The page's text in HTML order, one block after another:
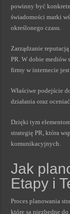
powinny być
świadomości marki
określonego czasu.
Zarządzanie
PR. W dobie mediów
firmy w internecie
Właściwe podejście
działania oraz
Dzięki tym
strategię PR, która
komunikacyjnych.
Jak
Etapy i
Proces planowania
które są niezbędne